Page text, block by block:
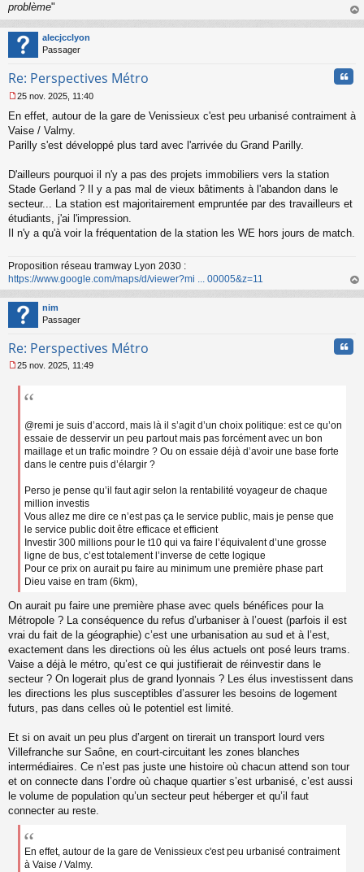
problème"
au
alecjcclyon
Passager
Re: Perspectives Métro
e
s
s
e
n
o
n
u
25 nov. 2025, 11:40
En effet, autour de la gare de Venissieux c'est peu urbanisé contraiment à
Vaise / Valmy.
Parilly s'est développé plus tard avec l'arrivée du Grand Parilly.
D'ailleurs pourquoi il n'y a pas des projets immobiliers vers la station
Stade Gerland ? Il y a pas mal de vieux bâtiments à l'abandon dans le
secteur... La station est majoritairement empruntée par des travailleurs et
étudiants, j'ai l'impression.
Il n'y a qu'à voir la fréquentation de la station les WE hors jours de match.
Proposition réseau tramway Lyon 2030 :
https://www.google.com/maps/d/viewer?mi ... 00005&z=11
au
nim
Passager
Re: Perspectives Métro
e
25 nov. 2025, 11:49
@remi je suis d’accord, mais là il s’agit d’un choix politique: est ce qu’on
essaie de desservir un peu partout mais pas forcément avec un bon
maillage et un trafic moindre ? Ou on essaie déjà d’avoir une base forte
dans le centre puis d’élargir ?
Perso je pense qu’il faut agir selon la rentabilité voyageur de chaque
million investis
Vous allez me dire ce n’est pas ça le service public, mais je pense que
le service public doit être efficace et efficient
Investir 300 millions pour le t10 qui va faire l’équivalent d’une grosse
ligne de bus, c’est totalement l’inverse de cette logique
Pour ce prix on aurait pu faire au minimum une première phase part
Dieu vaise en tram (6km),
On aurait pu faire une première phase avec quels bénéfices pour la
Métropole ? La conséquence du refus d’urbaniser à l’ouest (parfois il est
vrai du fait de la géographie) c’est une urbanisation au sud et à l’est,
exactement dans les directions où les élus actuels ont posé leurs trams.
Vaise a déjà le métro, qu’est ce qui justifierait de réinvestir dans le
secteur ? On logerait plus de grand lyonnais ? Les élus investissent dans
les directions les plus susceptibles d’assurer les besoins de logement
futurs, pas dans celles où le potentiel est limité.
Et si on avait un peu plus d’argent on tirerait un transport lourd vers
Villefranche sur Saône, en court-circuitant les zones blanches
intermédiaires. Ce n’est pas juste une histoire où chacun attend son tour
et on connecte dans l’ordre où chaque quartier s’est urbanisé, c’est aussi
le volume de population qu’un secteur peut héberger et qu’il faut
connecter au reste.
En effet, autour de la gare de Venissieux c'est peu urbanisé contraiment
à Vaise / Valmy.